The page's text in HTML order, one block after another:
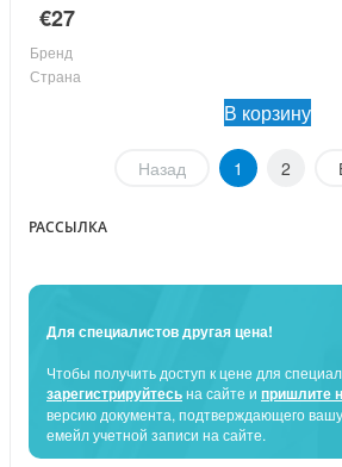
€27
Бренд
Страна
В корзину
Назад 1 2
РАССЫЛКА
Для специалистов другая цена!
Чтобы получить доступ к цене для
зарегистрируйтесьна сайте и пришлите
версию документа, подтверждающего
емейл учетной записи на сайте.